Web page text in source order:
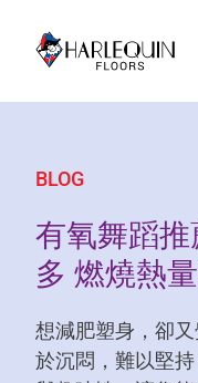
BLOG
有氧舞蹈
多 燃燒熱
想減肥塑身，卻
於沉悶，難以堅